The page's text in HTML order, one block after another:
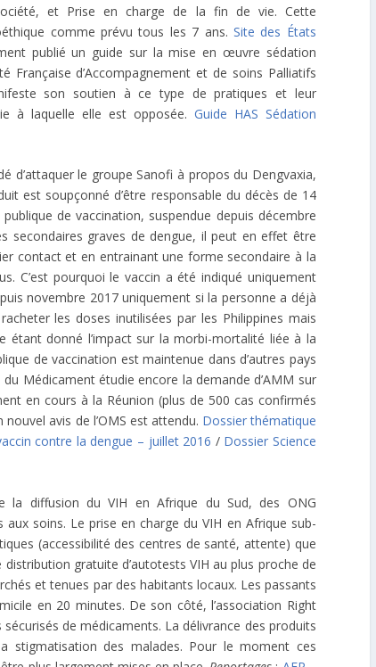
et Prise en charge de la fin de vie. Cette
comme prévu tous les 7 ans. Site des États
publié un guide sur la mise en œuvre sédation
Française d’Accompagnement et de soins Palliatifs
son soutien à ce type de pratiques et leur
à laquelle elle est opposée. Guide HAS Sédation
d’attaquer le groupe Sanofi à propos du Dengvaxia,
est soupçonné d’être responsable du décès de 14
de vaccination, suspendue depuis décembre
secondaires graves de dengue, il peut en effet être
contact et en entrainant une forme secondaire à la
C’est pourquoi le vaccin a été indiqué uniquement
novembre 2017 uniquement si la personne a déjà
les doses inutilisées par les Philippines mais
étant donné l’impact sur la morbi-mortalité liée à la
de vaccination est maintenue dans d’autres pays
Médicament étudie encore la demande d’AMM sur
en cours à la Réunion (plus de 500 cas confirmés
avis de l’OMS est attendu. Dossier thématique
contre la dengue – juillet 2016 / Dossier Science
la diffusion du VIH en Afrique du Sud, des ONG
soins. Le prise en charge du VIH en Afrique sub-
(accessibilité des centres de santé, attente) que
gratuite d’autotests VIH au plus proche de
et tenues par des habitants locaux. Les passants
en 20 minutes. De son côté, l’association Right
de médicaments. La délivrance des produits
stigmatisation des malades. Pour le moment ces